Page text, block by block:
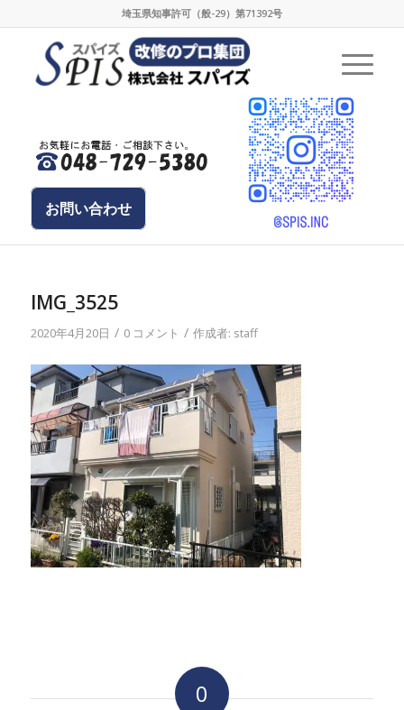
埼玉県知事許可（般-29）第71392号
お問い合わせ
IMG_3525
2020年4月20日 / 0 コメント / 作成者: staff
0